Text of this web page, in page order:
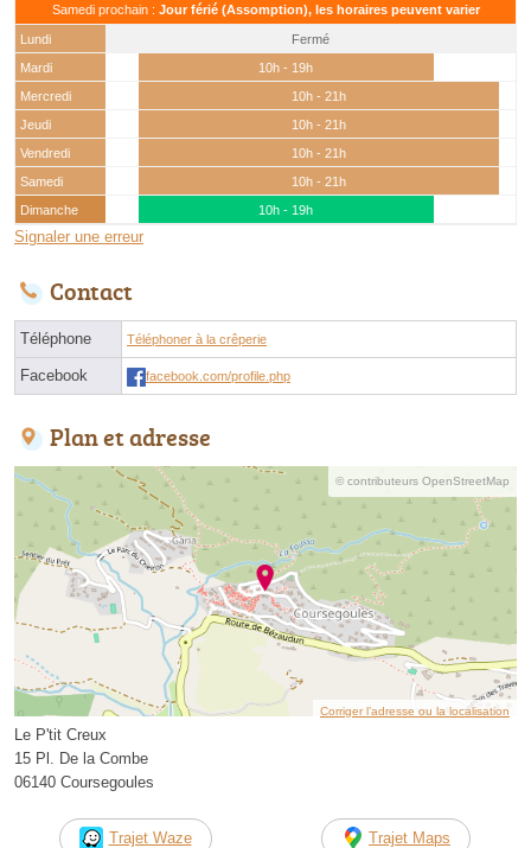
Samedi prochain : Jour férié (Assomption), les horaires peuvent varier
Lundi
Fermé
Mardi
10h - 19h
Mercredi
10h - 21h
Jeudi
10h - 21h
Vendredi
10h - 21h
Samedi
10h - 21h
Dimanche
10h - 19h
Signaler une erreur
Contact
Téléphone Téléphoner à la crêperie
Facebook facebook.com/profile.php
Plan et adresse
© contributeurs OpenStreetMap
Corriger l’adresse ou la localisation
Le P'tit Creux
15 Pl. De la Combe
06140 Coursegoules
Trajet Waze Trajet Maps